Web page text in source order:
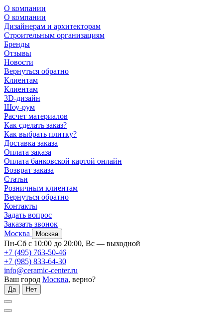
О компании
О компании
Дизайнерам и архитекторам
Строительным организациям
Бренды
Отзывы
Новости
Вернуться обратно
Клиентам
Клиентам
3D-дизайн
Шоу-рум
Расчет материалов
Как сделать заказ?
Как выбрать плитку?
Доставка заказа
Оплата заказа
Оплата банковской картой онлайн
Возврат заказа
Статьи
Розничным клиентам
Вернуться обратно
Контакты
Задать вопрос
Заказать звонок
Москва
Москва
Пн-Сб с 10:00 до 20:00, Вс — выходной
+7 (495) 763-50-46
+7 (985) 833-64-30
info@ceramic-center.ru
Ваш город Москва, верно?
Да Нет